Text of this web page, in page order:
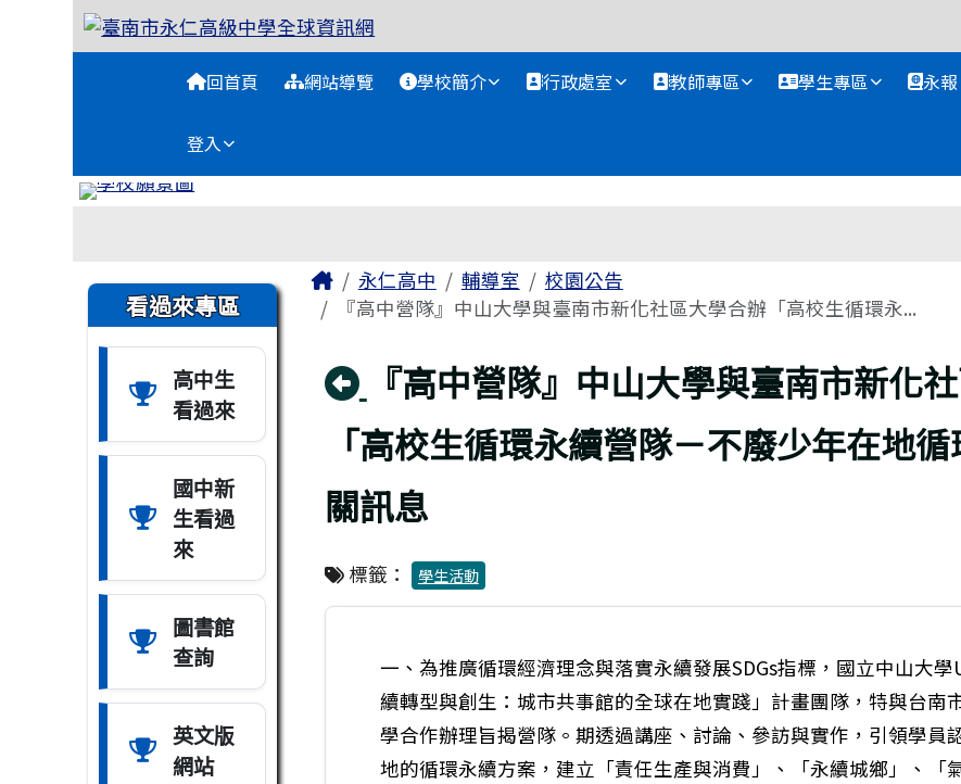
跳至主內容區
臺南市永仁高級中學全球資訊網
回首頁 網站導覽 學校簡介 行政處室 教師專區 學生專區 永報
登入
左邊區域內容
看過來專區
高中生
看過來
國中新
生看過
來
圖書館
查詢
英文版
網站
主內容區域
Home永仁高中 輔導室
校園公告
『高中營隊』中山大學與臺南市新化社區大學合辦「高校生循環永...
回上頁
『高中營隊』中山大學與臺南市新化
「高校生循環永續營隊－不廢少年在地
關訊息
標籤： 學生活動
一、為推廣循環經濟理念與落實永續發展SDGs指標，國立中山大學
續轉型與創生：城市共事館的全球在地實踐」計畫團隊，特與台南
學合作辦理旨揭營隊。期透過講座、討論、參訪與實作，引領學員
地的循環永續方案，建立「責任生產與消費」、「永續城鄉」、「
頁尾區域